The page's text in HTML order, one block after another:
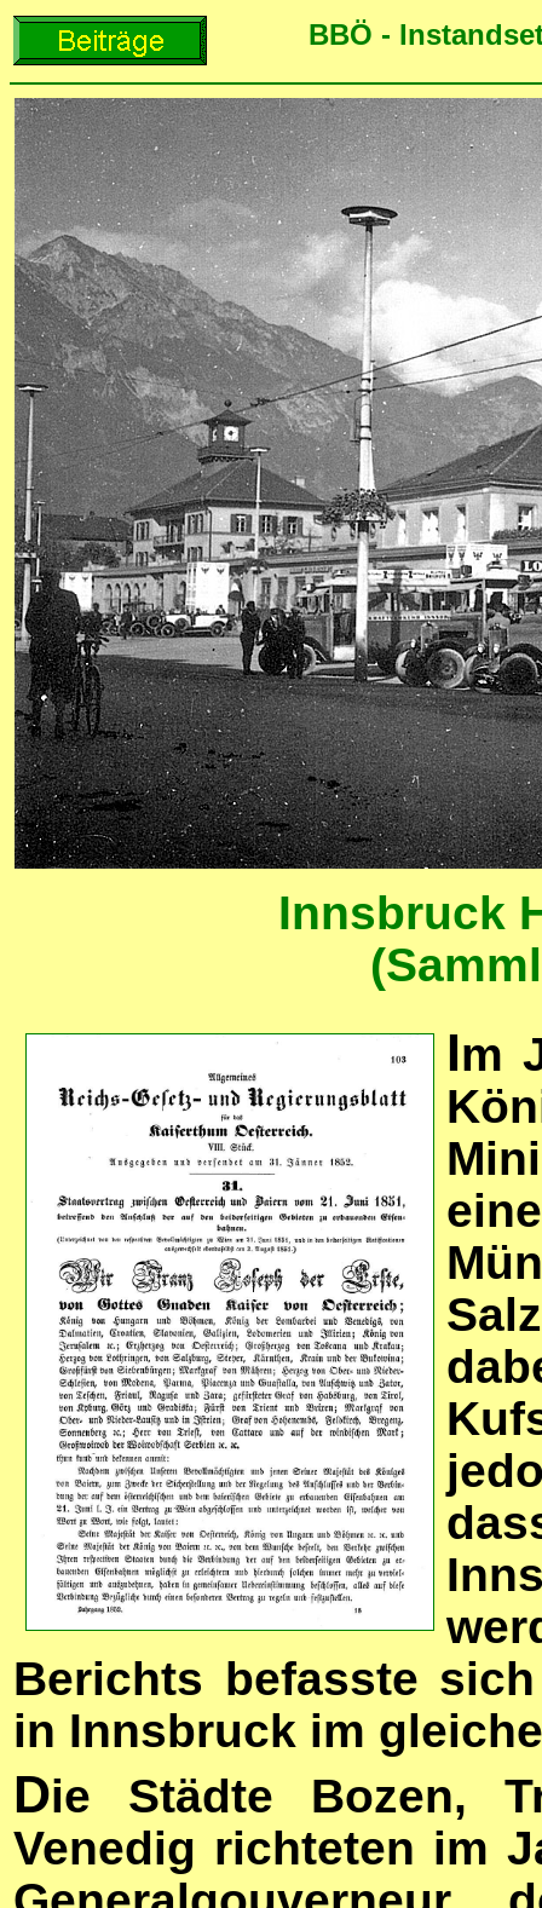
BBÖ -
Innsbruck
Im
Berichts befasste
in Innsbruck im
Die Städte Bozen,
Venedig richteten im